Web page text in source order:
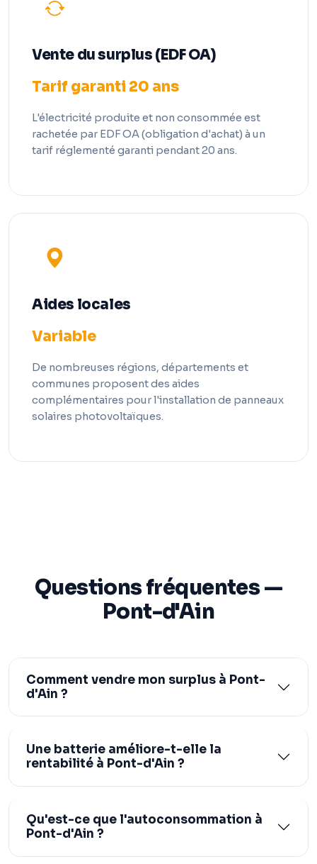
Vente du surplus (EDF OA)
Tarif garanti 20 ans
L'électricité produite et non consommée est
rachetée par EDF OA (obligation d'achat) à un
tarif réglementé garanti pendant 20 ans.
Aides locales
Variable
De nombreuses régions, départements et
communes proposent des aides
complémentaires pour l'installation de panneaux
solaires photovoltaïques.
Questions fréquentes —
Pont-d'Ain
Comment vendre mon surplus à Pont-
d'Ain ?
Une batterie améliore-t-elle la
rentabilité à Pont-d'Ain ?
Qu'est-ce que l'autoconsommation à
Pont-d'Ain ?